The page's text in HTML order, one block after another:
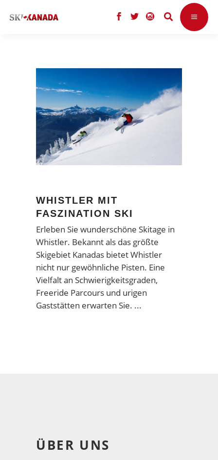
WHISTLER MIT
FASZINATION SKI
Erleben Sie wunderschöne Skitage in
Whistler. Bekannt als das größte
Skigebiet Kanadas bietet Whistler
nicht nur gewöhnliche Pisten. Eine
Vielfalt an Schwierigkeitsgraden,
Freeride Parcours und urigen
Gaststätten erwarten Sie.
ÜBER UNS